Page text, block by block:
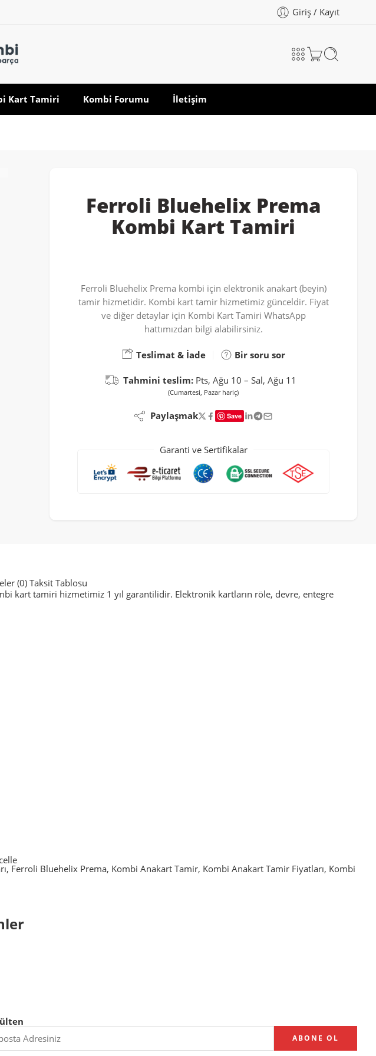
Giriş / Kayıt
Kart Tamiri Kombi Forumu İletişim
Ferroli Bluehelix Prema
Kombi Kart Tamiri
Ferroli Bluehelix Prema kombi için elektronik anakart (beyin)
tamir hizmetidir. Kombi kart tamir hizmetimiz günceldir. Fiyat
ve diğer detaylar için Kombi Kart Tamiri WhatsApp
hattımızdan bilgi alabilirsiniz.
Teslimat & İade Bir soru sor
Tahmini teslim: Pts, Ağu 10 – Sal, Ağu 11
(Cumartesi, Pazar hariç)
Paylaşmak Save
Garanti ve Sertifikalar
(0) Taksit Tablosu
kart tamiri hizmetimiz 1 yıl garantilidir. Elektronik kartların röle, devre, entegre
, Ferroli Bluehelix Prema, Kombi Anakart Tamir, Kombi Anakart Tamir Fiyatları, Kombi